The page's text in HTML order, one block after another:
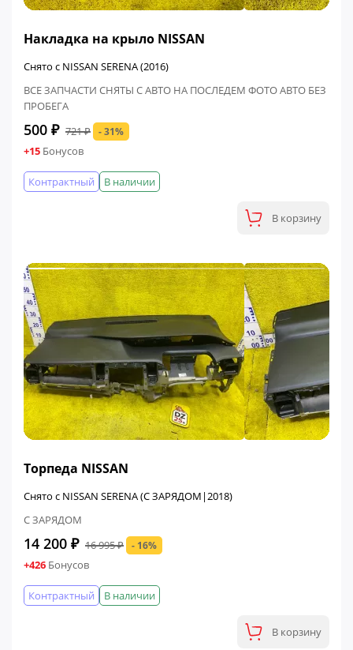
Накладка на крыло NISSAN
Снято с NISSAN SERENA (2016)
ВСЕ ЗАПЧАСТИ СНЯТЫ С АВТО НА ПОСЛЕДЕМ ФОТО АВТО БЕЗ
ПРОБЕГА
500 ₽ 721 ₽ - 31%
+15 Бонусов
В наличии
Контрактный
В корзину
Торпеда NISSAN
Снято с NISSAN SERENA (С ЗАРЯДОМ|2018)
С ЗАРЯДОМ
14 200 ₽ 16 995 ₽ - 16%
+426 Бонусов
В наличии
Контрактный
В корзину